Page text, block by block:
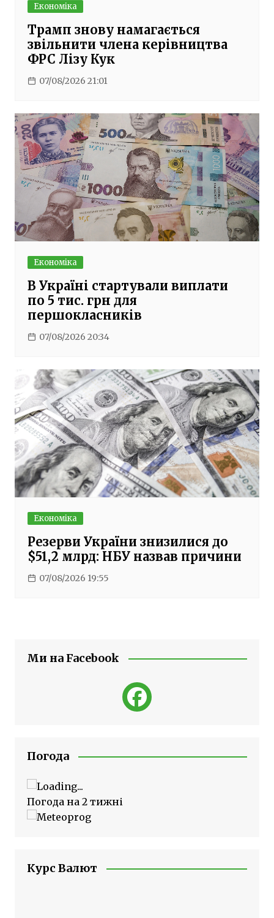
Економіка
Трамп знову намагається
звільнити члена керівництва
ФРС Лізу Кук
07/08/2026 21:01
Економіка
В Україні стартували виплати
по 5 тис. грн для
першокласників
07/08/2026 20:34
Економіка
Резерви України знизилися до
$51,2 млрд: НБУ назвав причини
07/08/2026 19:55
Ми на Facebook
Погода
Погода на 2 тижні
Курс Валют